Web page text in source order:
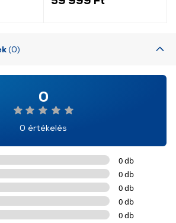
(0)
0
0 értékelés
0 db
0 db
0 db
0 db
0 db